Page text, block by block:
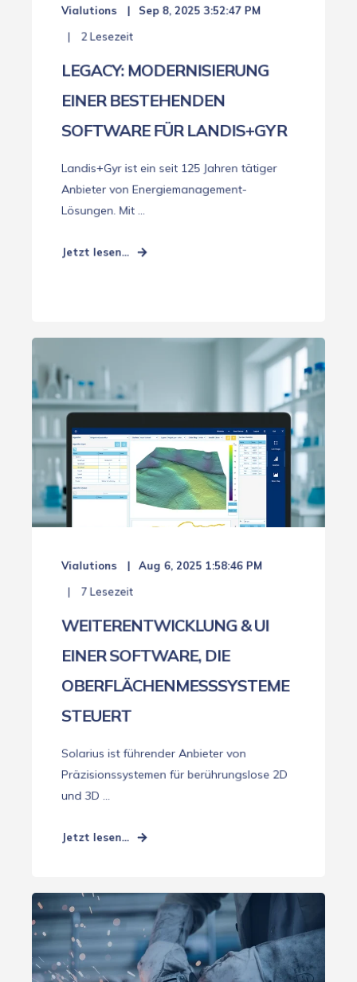
Vialutions
Sep 8, 2025 3:52:47 PM
2 Lesezeit
LEGACY: MODERNISIERUNG
EINER BESTEHENDEN
SOFTWARE FÜR LANDIS+GYR
Landis+Gyr ist ein seit 125 Jahren tätiger
Anbieter von Energiemanagement-
Lösungen. Mit ...
Jetzt lesen...
Vialutions Aug 6, 2025 1:58:46 PM
7 Lesezeit
WEITERENTWICKLUNG & UI
EINER SOFTWARE, DIE
OBERFLÄCHENMESSSYSTEME
STEUERT
Solarius ist führender Anbieter von
Präzisionssystemen für berührungslose 2D
und 3D ...
Jetzt lesen...